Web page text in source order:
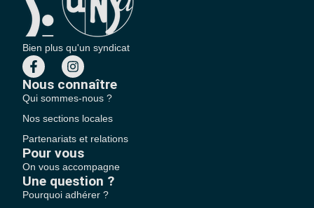
Bien plus qu'un syndicat
Nous connaître
Qui sommes-nous ?
Nos sections locales
Partenariats et relations
Pour vous
On vous accompagne
Une question ?
Pourquoi adhérer ?